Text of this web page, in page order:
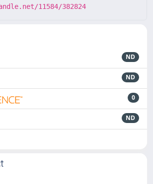
11584/382824
ND
ND
0
ND